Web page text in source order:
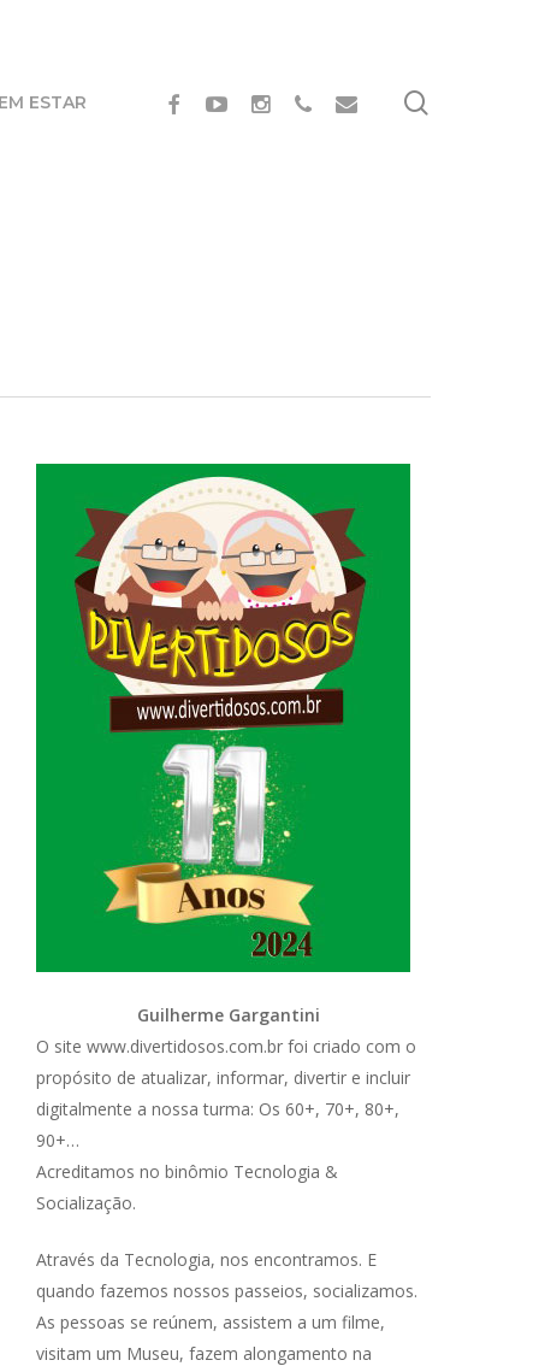
ESTAR FACEBOOKYOUTUBEINSTAGRAM
PHONEEMAIL
Guilherme Gargantini
O site www.divertidosos.com.br foi criado com o
propósito de atualizar, informar, divertir e incluir
digitalmente a nossa turma: Os 60+, 70+, 80+,
90+…
Acreditamos no binômio Tecnologia &
Socialização.
Através da Tecnologia, nos encontramos. E
quando fazemos nossos passeios, socializamos.
As pessoas se reúnem, assistem a um filme,
visitam um Museu, fazem alongamento na